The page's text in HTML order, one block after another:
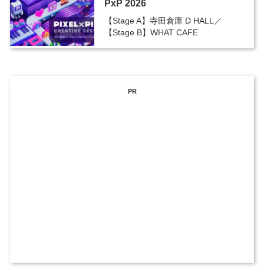
PxP 2026
【Stage A】寺田倉庫 D HALL／
【Stage B】WHAT CAFE
PR